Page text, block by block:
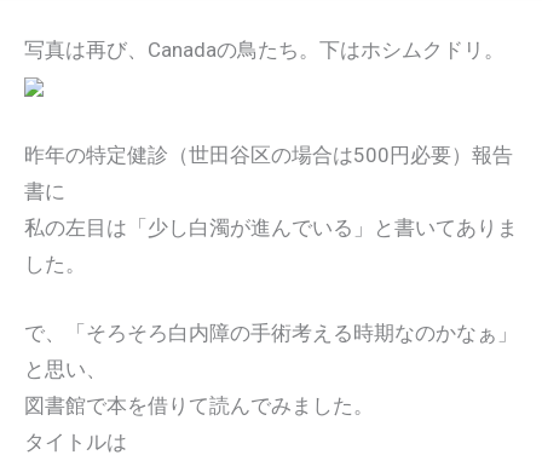
写真は再び、Canadaの鳥たち。下はホシムクドリ。
昨年の特定健診（世田谷区の場合は500円必要）報告
書に
私の左目は「少し白濁が進んでいる」と書いてありま
した。
で、「そろそろ白内障の手術考える時期なのかなぁ」
と思い、
図書館で本を借りて読んでみました。
タイトルは